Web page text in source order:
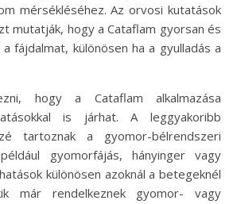
mérsékléséhez. Az orvosi kutatások
mutatják, hogy a Cataflam gyorsan és
fájdalmat, különösen ha a gyulladás a
hogy a Cataflam alkalmazása
is járhat. A leggyakoribb
tartoznak a gyomor-bélrendszeri
gyomorfájás, hányinger vagy
különösen azoknál a betegeknél
már rendelkeznek gyomor- vagy